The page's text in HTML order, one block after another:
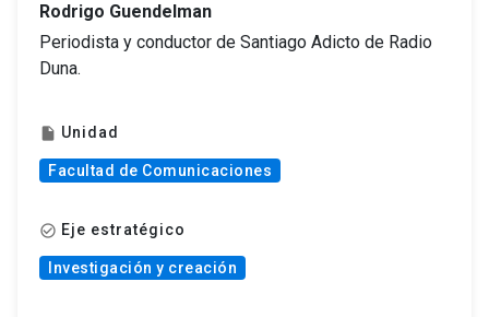
Rodrigo Guendelman
Periodista y conductor de Santiago Adicto de Radio
Duna.
insert_drive_file Unidad
Facultad de Comunicaciones
check_circle_outline Eje estratégico
Investigación y creación